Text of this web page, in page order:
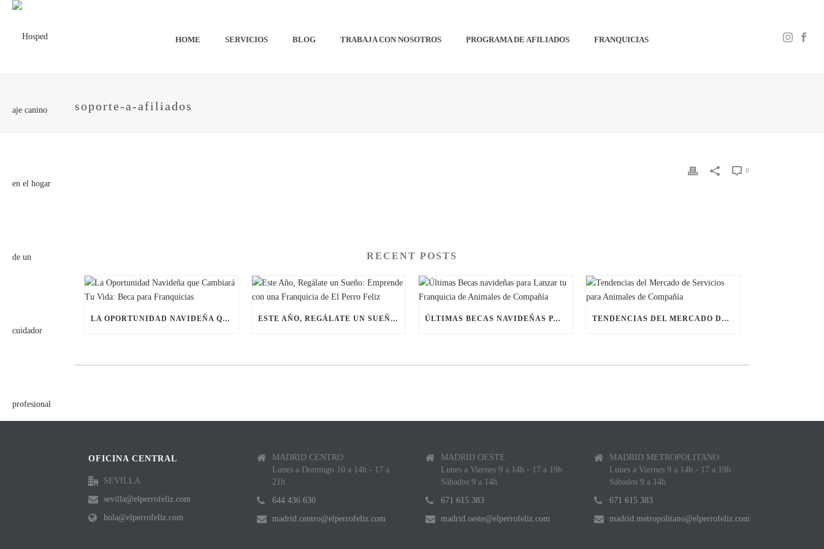
HOME SERVICIOS BLOG TRABAJA CON NOSOTROS PROGRAMA DE AFILIADOS FRANQUICIAS
soporte-a-afiliados
0
RECENT POSTS
LA OPORTUNIDAD NAVIDEÑA QUE CAMBIARÁ TU VIDA: BECA PARA FRANQUICIAS ESTE AÑO, REGÁLATE UN SUEÑO: EMPRENDE CON UNA FRANQUICIA DE EL PERRO FELIZ ÚLTIMAS BECAS NAVIDEÑAS PARA LANZAR TU FRANQUICIA DE ANIMALES DE COMPAÑÍA TENDENCIAS DEL MERCADO DE SERVICIOS PARA ANIMALES DE COMPAÑÍA
OFICINA CENTRAL
SEVILLA
sevilla@elperrofeliz.com
hola@elperrofeliz.com
MADRID CENTRO
Lunes a Domingo 10 a 14h - 17 a
21h
644 436 630
madrid.centro@elperrofeliz.com
MADRID OESTE
Lunes a Viernes 9 a 14h - 17 a 19h
Sábados 9 a 14h
671 615 383
madrid.oeste@elperrofeliz.com
MADRID METROPOLITANO
Lunes a Viernes 9 a 14h - 17 a 19h
Sábados 9 a 14h
671 615 383
madrid.metropolitano@elperrofeliz.com